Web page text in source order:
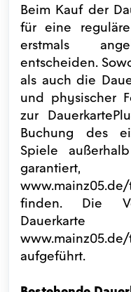
Beim Kauf der
für eine
erstmals
entscheiden.
als auch die
und physischer
zur
Buchung des
Spiele
finden. Die
aufgeführt.